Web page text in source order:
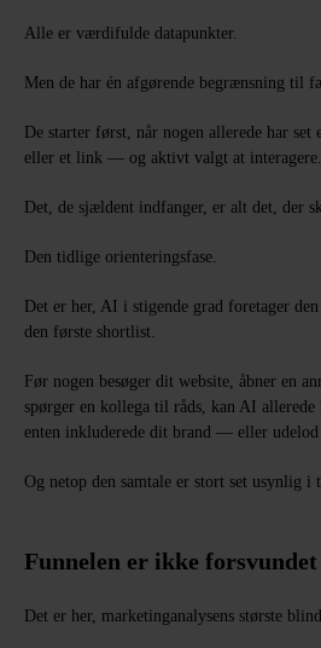
Alle er værdifulde datapunkter.
Men de har én afgørende begrænsning til
De starter først, når nogen allerede har set
eller et link — og aktivt valgt at interagere.
Det, de sjældent indfanger, er alt det, der
Den tidlige orienteringsfase.
Det er her, AI i stigende grad foretager
den første shortlist.
Før nogen besøger dit website, åbner en
spørger en kollega til råds, kan AI allerede
enten inkluderede dit brand — eller udelod
Og netop den samtale er stort set usynlig i
Funnelen er ikke
Det er her, marketinganalysens største